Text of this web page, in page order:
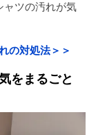
ャツの汚れが気
の対処法＞＞
をまるごと